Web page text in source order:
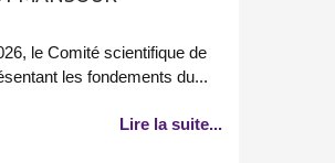
le Comité scientifique de
les fondements du...
Lire la suite...